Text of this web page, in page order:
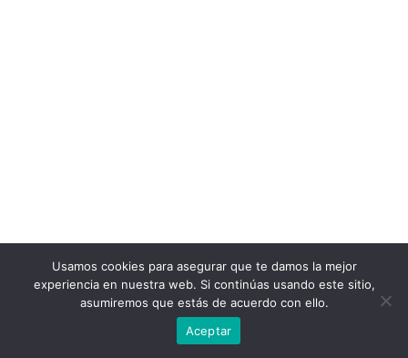
Usamos cookies para asegurar que te damos la mejor
experiencia en nuestra web. Si continúas usando este sitio,
asumiremos que estás de acuerdo con ello.
Aceptar